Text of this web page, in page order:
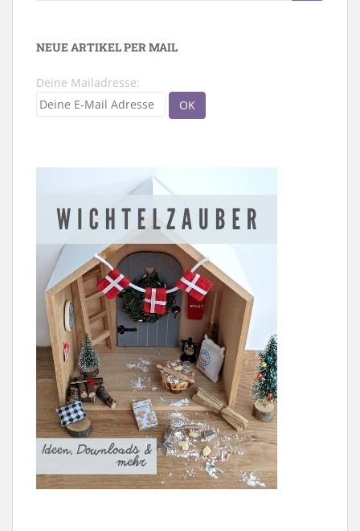
NEUE ARTIKEL PER MAIL
Deine Mailadresse: